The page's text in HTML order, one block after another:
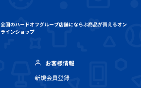
全国のハードオフグループ店舗にならぶ商品が買えるオン
ラインショップ
お客様情報
新規会員登録